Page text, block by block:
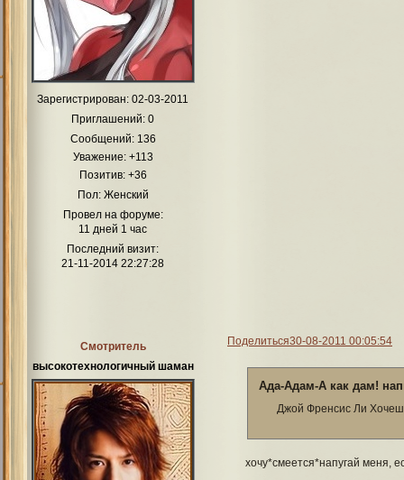
Зарегистрирован: 02-03-2011
Приглашений: 0
Сообщений:136
Уважение: +113
Позитив: +36
Пол:Женский
Провел на форуме:
11 дней 1 час
Последний визит:
21-11-2014 22:27:28
Поделиться30-08-2011 00:05:54
Смотритель
высокотехнологичный шаман
Ада-Адам-А как дам!
Джой Френсис Ли
хочу*смеется*напугай меня,